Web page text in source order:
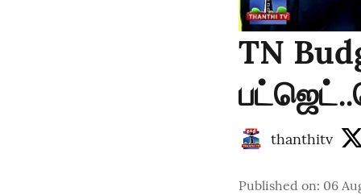
TN
thanthitv
Published on: 06